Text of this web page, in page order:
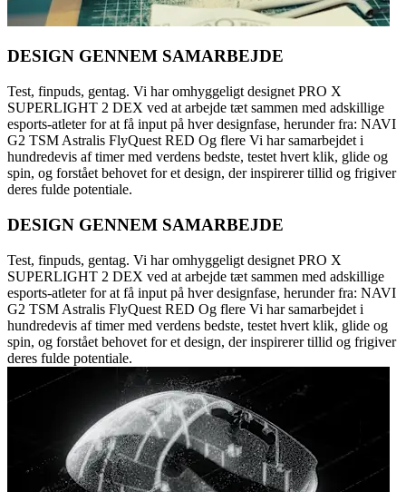
DESIGN GENNEM SAMARBEJDE
Test, finpuds, gentag. Vi har omhyggeligt designet PRO X
SUPERLIGHT 2 DEX ved at arbejde tæt sammen med adskillige
esports-atleter for at få input på hver designfase, herunder fra: NAVI
G2 TSM Astralis FlyQuest RED Og flere Vi har samarbejdet i
hundredevis af timer med verdens bedste, testet hvert klik, glide og
spin, og forstået behovet for et design, der inspirerer tillid og frigiver
deres fulde potentiale.
DESIGN GENNEM SAMARBEJDE
Test, finpuds, gentag. Vi har omhyggeligt designet PRO X
SUPERLIGHT 2 DEX ved at arbejde tæt sammen med adskillige
esports-atleter for at få input på hver designfase, herunder fra: NAVI
G2 TSM Astralis FlyQuest RED Og flere Vi har samarbejdet i
hundredevis af timer med verdens bedste, testet hvert klik, glide og
spin, og forstået behovet for et design, der inspirerer tillid og frigiver
deres fulde potentiale.